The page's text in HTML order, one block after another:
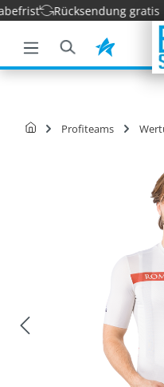
springen
Rücksendung gratis
Profiteams